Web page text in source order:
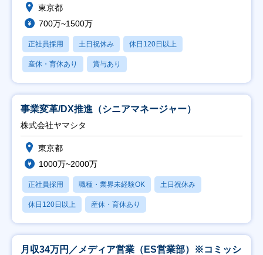
東京都
700万~1500万
正社員採用 土日祝休み 休日120日以上
産休・育休あり 賞与あり
事業変革/DX推進（シニアマネージャー）
株式会社ヤマシタ
東京都
1000万~2000万
正社員採用 職種・業界未経験OK 土日祝休み
休日120日以上 産休・育休あり
月収34万円／メディア営業（ES営業部）※コミッシ